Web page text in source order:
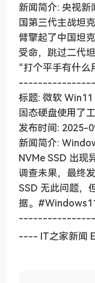
新闻简介: 央视
国第三代主战坦
臂擎起了中国坦
受命，跳过二代
“打个平手有什么
标题: 微软
固态硬盘使用了
发布时间: 2025-
新闻简介:
NVMe SSD 出现
调查未果，最终
SSD 无此问题，
据。
---- IT之家新闻